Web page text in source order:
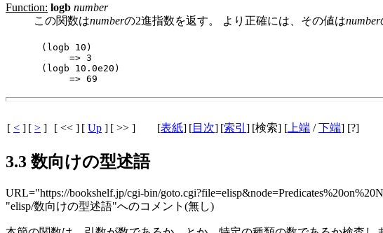
Function: logb number
この関数はnumberの2進指数を返す。 より正確には、その値はnumber
(logb 10)
     => 3
(logb 10.0e20)
[ < ] [ > ] [ << ] [ Up ] [ >> ] [表紙] [目次] [索引 ] [検索] [ 上端 /下端] [?]
3.3 数向けの型述語
URL="https://bookshelf.jp/cgi-bin/
"elisp/数向けの型述語"へのコメント(無し)